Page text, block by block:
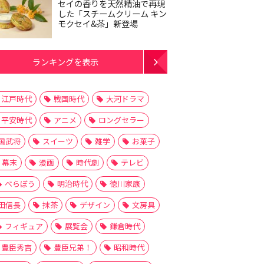
セイの香りを天然精油で再現
した「スチームクリーム キン
モクセイ&茶」新登場
ランキングを表示
江戸時代 戦国時代
大河ドラマ
平安時代
アニメ
ロングセラー
武将
スイーツ 雑学
お菓子
幕末
漫画 時代劇
テレビ
べらぼう
明治時代
徳川家康
信長
抹茶 デザイン
文房具
フィギュア
展覧会
鎌倉時代
豊臣秀吉
豊臣兄弟！
昭和時代